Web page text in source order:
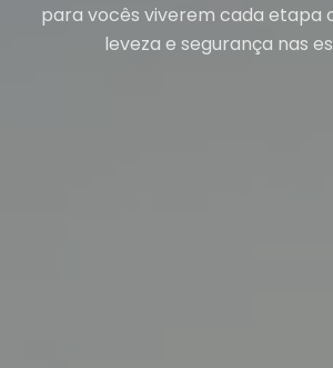
para vocês viverem cada etapa
leveza e segurança nas